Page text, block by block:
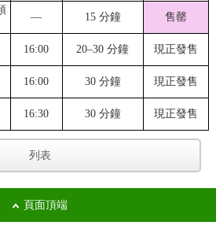
— 15 分鐘 售罄
16:00 20–30 分鐘 現正發售
16:00 30 分鐘 現正發售
16:30 30 分鐘 現正發售
列表
頁面頂端